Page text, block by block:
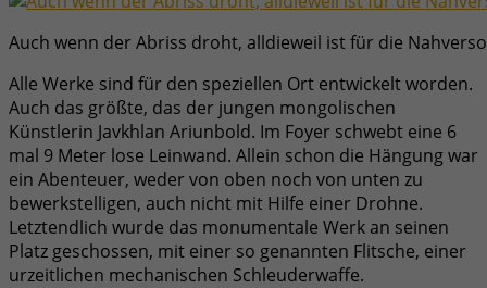
Auch wenn der Abriss droht, alldieweil ist für die
Alle Werke sind für den speziellen Ort entwickelt worden.
Auch das größte, das der jungen mongolischen
Künstlerin Javkhlan Ariunbold. Im Foyer schwebt eine 6
mal 9 Meter lose Leinwand. Allein schon die Hängung war
ein Abenteuer, weder von oben noch von unten zu
bewerkstelligen, auch nicht mit Hilfe einer Drohne.
Letztendlich wurde das monumentale Werk an seinen
Platz geschossen, mit einer so genannten Flitsche, einer
urzeitlichen mechanischen Schleuderwaffe.